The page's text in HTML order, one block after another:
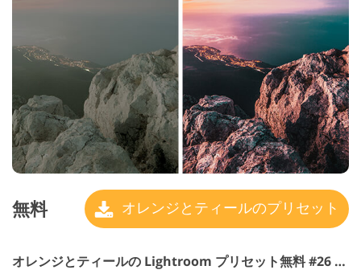
無料 オレンジとティールのプリセット
オレンジとティールの Lightroom プリセット無料 #26 "Sunset"